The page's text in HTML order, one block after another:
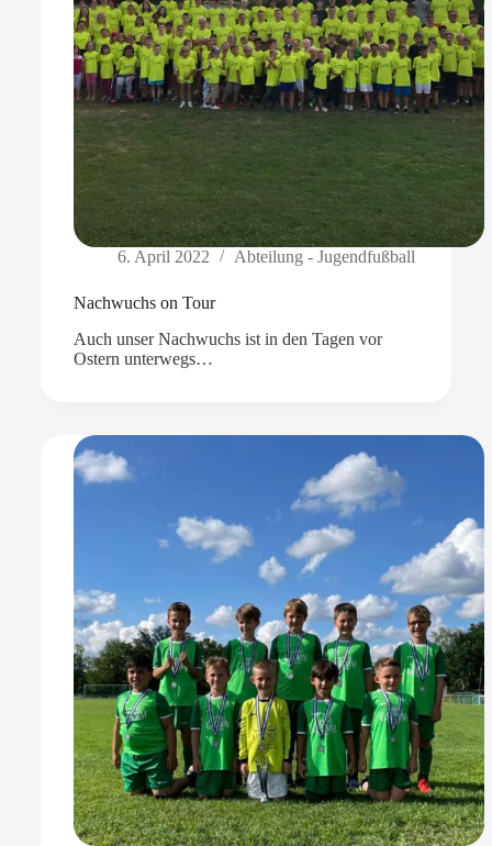
6. April 2022 Abteilung - Jugendfußball
Nachwuchs on Tour
Auch unser Nachwuchs ist in den Tagen vor
Ostern unterwegs…